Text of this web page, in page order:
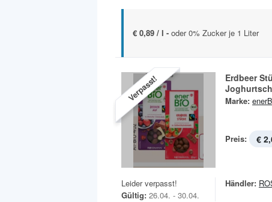
€ 0,89 / l - oder 0% Zucker je 1 Liter
Verpasst!
Erdbeer
Marke:
Preis: €
Leider verpasst!
Gültig: 26.04. - 30.04.
Händler: